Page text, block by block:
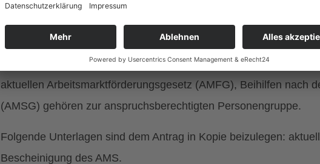
Informationsweitergabe:
Bezieher:innen von Leistungen nach dem aktuellen
aktuellen Arbeitsmarktförderungsgesetz (AMFG), Beihilfen nach
(AMSG) gehören zur anspruchsberechtigten Personengruppe.
Folgende Unterlagen sind dem Antrag in Kopie beizulegen:
Bescheinigung des AMS.